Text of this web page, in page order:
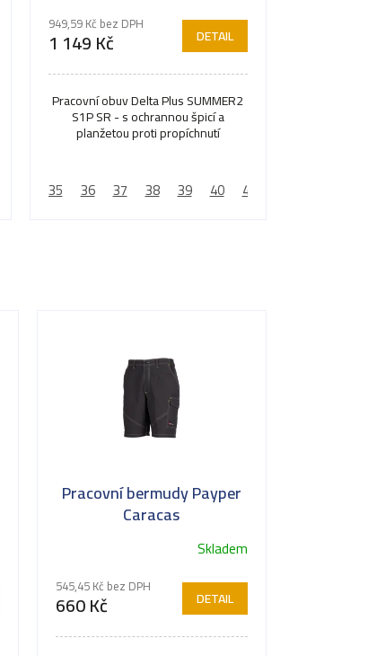
43 44 45 46 47 48 49
949,59 Kč bez DPH
1 149 Kč DETAIL
Pracovní obuv Delta Plus SUMMER2
S1P SR - s ochrannou špicí a
planžetou proti propíchnutí
35 36 37 38 39 40 41
Pracovní bermudy Payper
Caracas
hodnocení
produktu
je
5,0
Skladem
545,45 Kč bez DPH
660 Kč DETAIL